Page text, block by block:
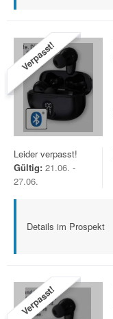
Verpasst!
Leider verpasst!
Gültig: 21.06. -
27.06.
Details im Prospekt
Verpasst!